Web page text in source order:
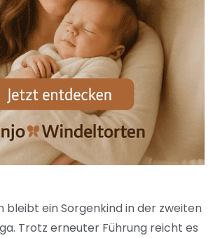
bleibt ein Sorgenkind in der zweiten
Trotz erneuter Führung reicht es